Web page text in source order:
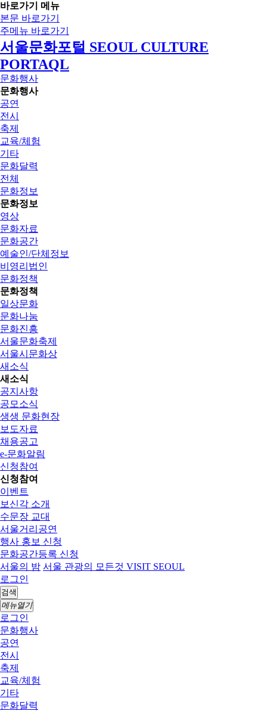
바로가기 메뉴
본문 바로가기
주메뉴 바로가기
서울문화포털 SEOUL CULTURE
PORTAQL
문화행사
문화행사
공연
전시
축제
교육/체험
기타
문화달력
전체
문화정보
문화정보
영상
문화자료
문화공간
예술인/단체정보
비영리법인
문화정책
문화정책
일상문화
문화나눔
문화진흥
서울문화축제
서울시문화상
새소식
새소식
공지사항
공모소식
생생 문화현장
보도자료
채용공고
e-문화알림
신청참여
신청참여
이벤트
보신각 소개
수문장 교대
서울거리공연
행사 홍보 신청
문화공간등록 신청
서울의 밤 서울 관광의 모든것 VISIT SEOUL
로그인
검색
메뉴열기
로그인
문화행사
공연
전시
축제
교육/체험
기타
문화달력